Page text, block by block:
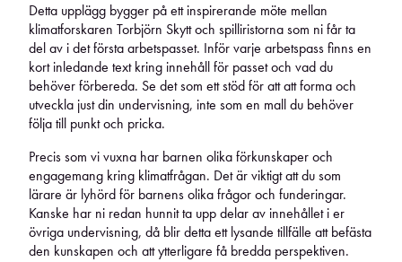
Detta upplägg bygger på ett inspirerande möte mellan
klimatforskaren Torbjörn Skytt och spilliristorna som ni får ta
del av i det första arbetspasset. Inför varje arbetspass finns en
kort inledande text kring innehåll för passet och vad du
behöver förbereda. Se det som ett stöd för att att forma och
utveckla just din undervisning, inte som en mall du behöver
följa till punkt och pricka.
Precis som vi vuxna har barnen olika förkunskaper och
engagemang kring klimatfrågan. Det är viktigt att du som
lärare är lyhörd för barnens olika frågor och funderingar.
Kanske har ni redan hunnit ta upp delar av innehållet i er
övriga undervisning, då blir detta ett lysande tillfälle att befästa
den kunskapen och att ytterligare få bredda perspektiven.